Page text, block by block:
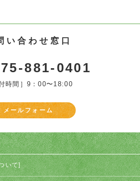
い合わせ窓口
881-0401
付時間］9：00〜18:00
メールフォーム
いて]